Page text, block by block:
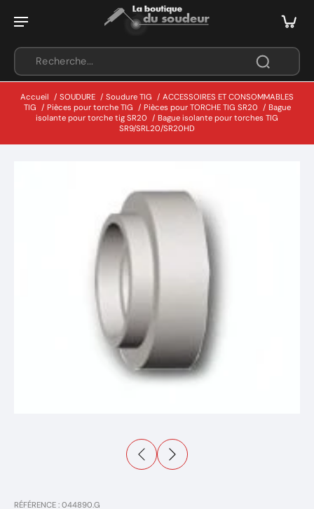
Accueil / SOUDURE / Soudure TIG / ACCESSOIRES ET CONSOMMABLES
TIG / Pièces pour torche TIG / Pièces pour TORCHE TIG SR20 / Bague
isolante pour torche tig SR20 / Bague isolante pour torches TIG
SR9/SRL20/SR20HD
RÉFÉRENCE : 044890.G